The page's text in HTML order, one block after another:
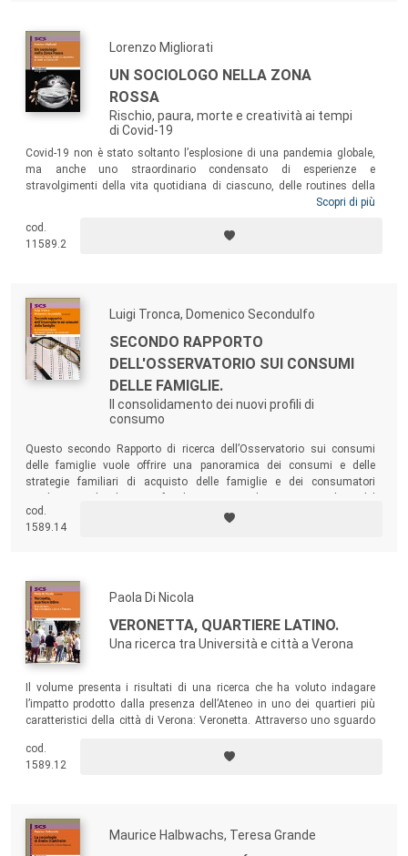
Lorenzo Migliorati
UN SOCIOLOGO NELLA ZONA
ROSSA
Rischio, paura, morte e creatività ai tempi
di Covid-19
Covid-19 non è stato soltanto l’esplosione di una pandemia globale,
ma anche uno straordinario condensato di esperienze e
stravolgimenti della vita quotidiana di ciascuno, delle routines della
società globale e dello sguardo di ognuno di noi sul mondo. Come
perfetta? Questo libro prova a gettare un fascio di luce sul cono
d’ombra che l’emergenza sanitaria ci ha scaraventato addosso: le
Scopri di più
cod.
11589.2
Luigi Tronca, Domenico Secondulfo
SECONDO RAPPORTO
DELL'OSSERVATORIO SUI CONSUMI
DELLE FAMIGLIE.
Il consolidamento dei nuovi profili di
consumo
Questo secondo Rapporto di ricerca dell’Osservatorio sui consumi
delle famiglie vuole offrire una panoramica dei consumi e delle
strategie familiari di acquisto delle famiglie e dei consumatori
nuovo consumatore forgiato dalla crisi economica, sia riguardo ai
punti vendita, sia riguardo alle strategie di acquisto.
cod.
1589.14
Paola Di Nicola
VERONETTA, QUARTIERE LATINO.
Una ricerca tra Università e città a Verona
Il volume presenta i risultati di una ricerca che ha voluto indagare
l’impatto prodotto dalla presenza dell’Ateneo in uno dei quartieri più
caratteristici della città di Verona: Veronetta. Attraverso uno sguardo
cercare di comprendere questo spaccato di realtà davvero peculiare nel
contesto della città scaligera.
cod.
1589.12
Maurice Halbwachs, Teresa Grande